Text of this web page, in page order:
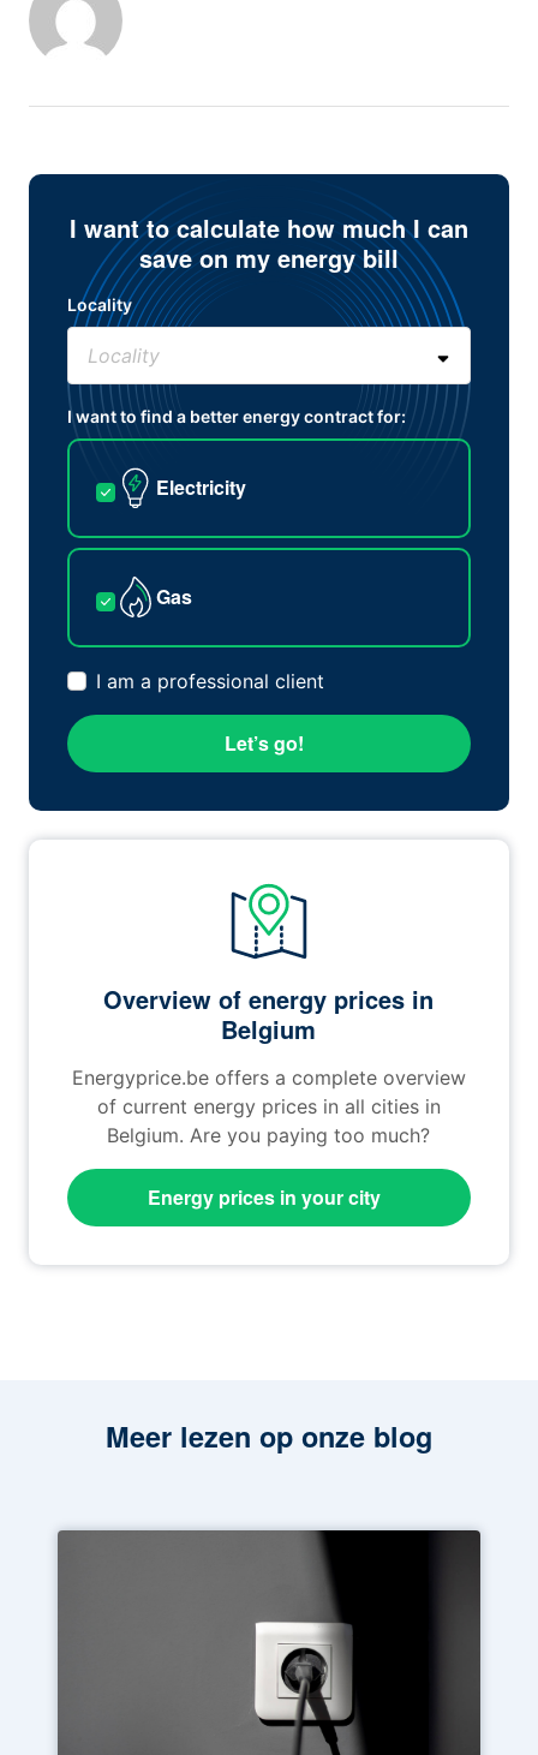
I want to calculate how much I can
save on my energy bill
Locality
I want to find a better energy contract for:
Electricity
Gas
I am a professional client
Let’s go!
Overview of energy prices in
Belgium
Energyprice.be offers a complete overview
of current energy prices in all cities in
Belgium. Are you paying too much?
Energy prices in your city
Meer lezen op onze blog